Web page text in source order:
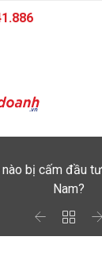
nào bị cấm đầu
Nam?
  